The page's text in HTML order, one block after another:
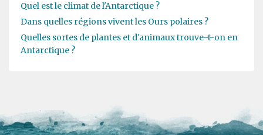
Quel est le climat de l'Antarctique ?
Dans quelles régions vivent les Ours polaires ?
Quelles sortes de plantes et d'animaux trouve-t-on en
Antarctique ?